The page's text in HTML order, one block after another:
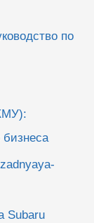
по
Subaru